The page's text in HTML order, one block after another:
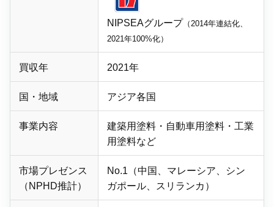
NIPSEAグループ （2014年連結化、
2021年100%化）
買収年 2021年
国・地域 アジア各国
事業内容 建築用塗料・ 自動車用塗料・ 工業
用塗料など
市場プレゼンス
（NPHD推計）
No.1（中国、マレーシア、シン
ガポール、スリランカ）